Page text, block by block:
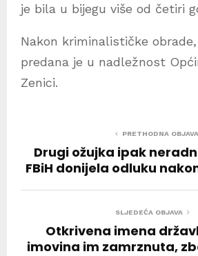
je bila u bijegu više od četiri
Nakon kriminalističke
predana je u nadležnost
Zenici.
PRETHODNA OBJAVA
Drugi ožujka ipak
FBiH donijela odluku
SLJEDEĆA OBJAVA
Otkrivena imena
imovina im zamrznuta,